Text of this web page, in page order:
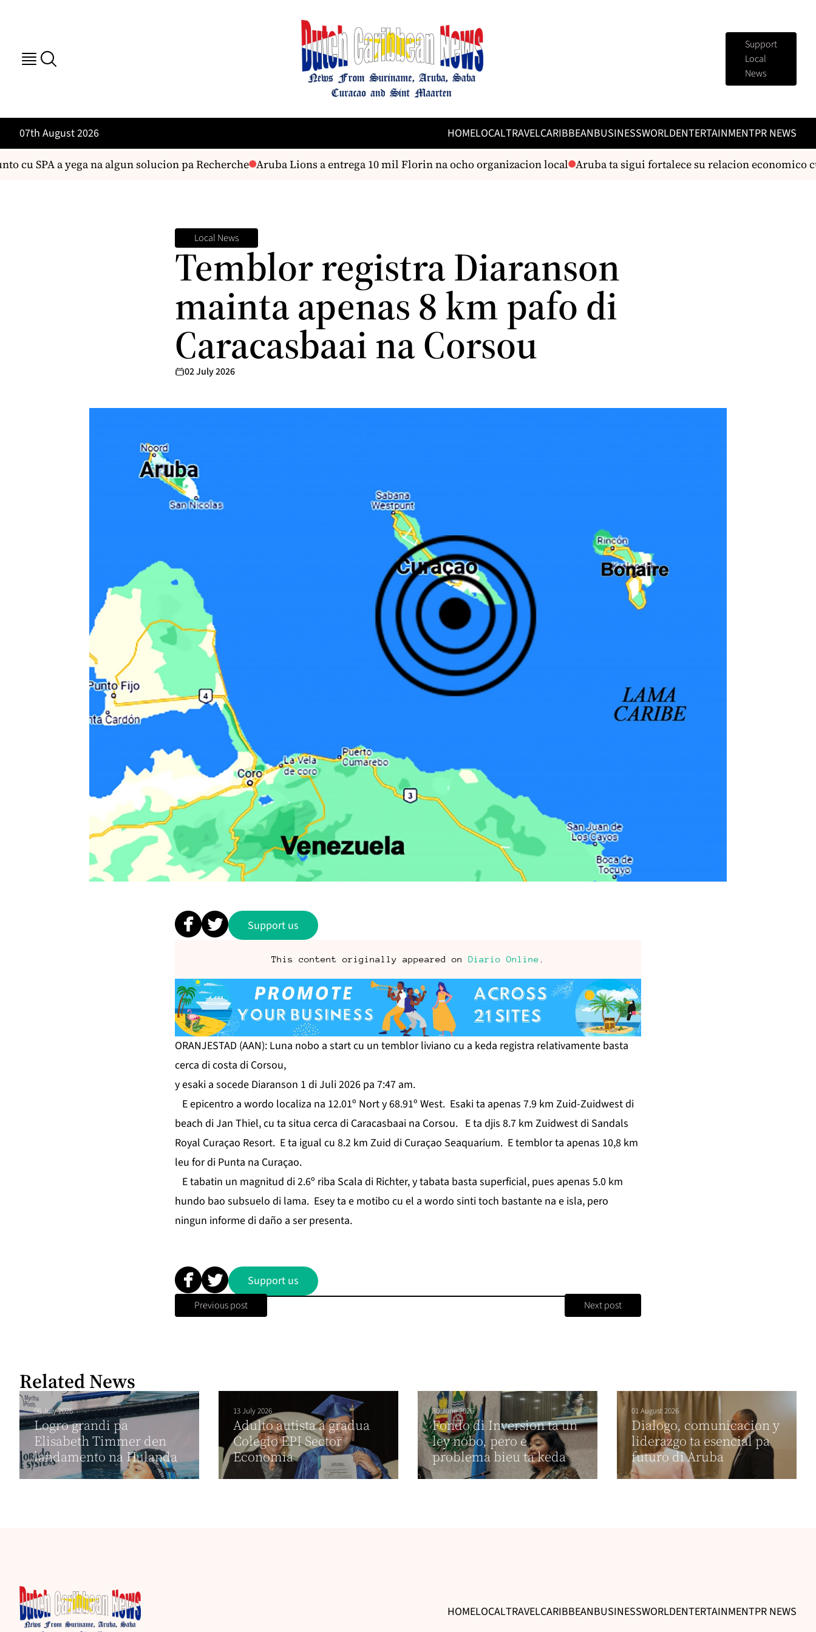
Support
Local
News
07th August 2026 HOMELOCALTRAVELCARIBBEANBUSINESSWORLDENTERTAINMENTPR NEWS
SPA a yega na algun solucion pa Recherche Aruba Lions a entrega 10 mil Florin na ocho organizacion local Aruba ta sigui fortalece su relacion economico cu
Local News
Temblor registra Diaranson
mainta apenas 8 km pafo di
Caracasbaai na Corsou
02 July 2026
Support us
This content originally appeared on Diario Online
ORANJESTAD (AAN): Luna nobo a start cu un temblor liviano cu a keda registra relativamente basta
cerca di costa di Corsou,
y esaki a socede Diaranson 1 di Juli 2026 pa 7:47 am.
E epicentro a wordo localiza na 12.01º Nort y 68.91º West. Esaki ta apenas 7.9 km Zuid-Zuidwest di
beach di Jan Thiel, cu ta situa cerca di Caracasbaai na Corsou. E ta djis 8.7 km Zuidwest di Sandals
Royal Curaçao Resort. E ta igual cu 8.2 km Zuid di Curaçao Seaquarium. E temblor ta apenas 10,8 km
leu for di Punta na Curaçao.
E tabatin un magnitud di 2.6º riba Scala di Richter, y tabata basta superficial, pues apenas 5.0 km
hundo bao subsuelo di lama. Esey ta e motibo cu el a wordo sinti toch bastante na e isla, pero
ningun informe di daño a ser presenta.
Support us
Previous post Next post
Related News
06 July 2026
Logro grandi pa
Elisabeth Timmer den
landamento na Hulanda
13 July 2026
Adulto autista a gradua
Colegio EPI Sector
Economia
30 June 2026
Fondo di Inversion ta un
ley nobo, pero e
problema bieu ta keda
01 August 2026
Dialogo, comunicacion y
liderazgo ta esencial pa
futuro di Aruba
HOMELOCALTRAVELCARIBBEANBUSINESSWORLDENTERTAINMENTPR NEWS